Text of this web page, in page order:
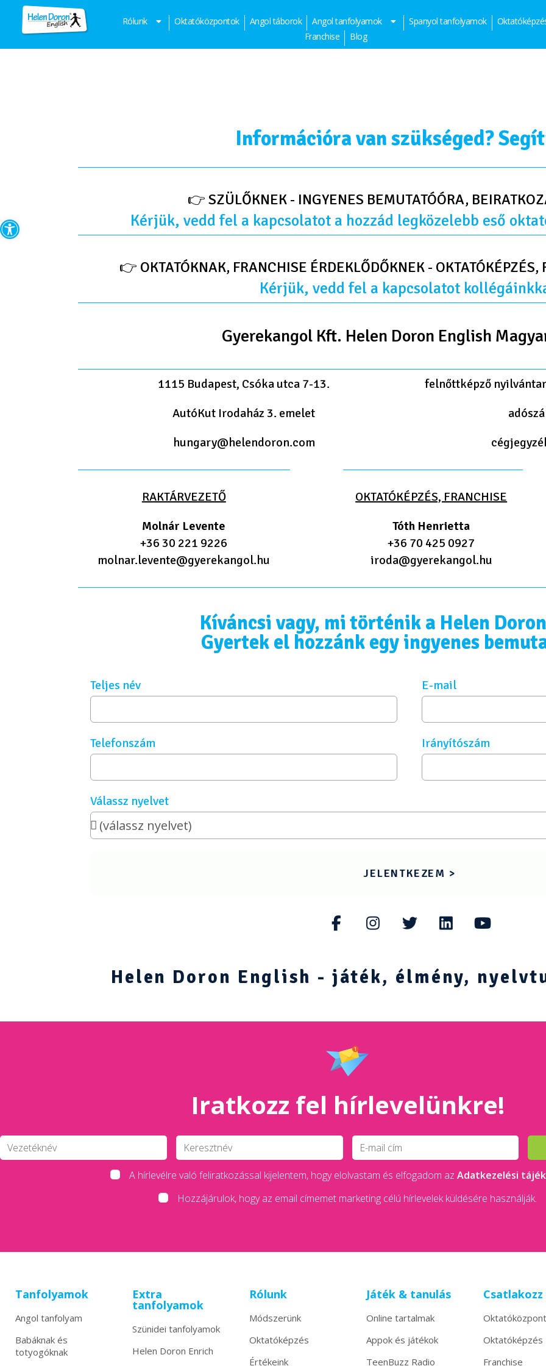
Eszköztár megnyitása
Rólunk Oktatóközpontok Angol táborok Angol tanfolyamok Spanyol tanfolyamok
Franchise
Blog
Információra van szükséged?
👉 SZÜLŐKNEK - INGYENES BEMUTATÓÓRA,
Kérjük, vedd fel a kapcsolatot a hozzád legközelebb eső
👉 OKTATÓKNAK, FRANCHISE ÉRDEKLŐDŐKNEK -
Kérjük, vedd fel a kapcsolatot
Gyerekangol Kft. Helen Doron English
1115 Budapest, Csóka utca 7-13.
AutóKut Irodaház 3. emelet
hungary@helendoron.com
felnőttképző
RAKTÁRVEZETŐ
Molnár Levente
+36 30 221 9226
molnar.levente@gyerekangol.hu
OKTATÓKÉPZÉS, FRANCHISE
Tóth Henrietta
+36 70 425 0927
iroda@gyerekangol.hu
Kíváncsi vagy, mi történik a Helen
Gyertek el hozzánk egy ingyenes
Teljes név E-mail
Telefonszám Irányítószám
Válassz nyelvet
JELENTKEZEM >
Helen Doron English - játék, élmény,
Iratkozz fel hírlevelünkre!
A hírlevélre való feliratkozással kijelentem, hogy elolvastam és elfogadom az Adatkezelési
Hozzájárulok, hogy az email címemet marketing célú hírlevelek küldésére használják.
Tanfolyamok
Angol tanfolyam
Babáknak és
totyogóknak
Extra
tanfolyamok
Szünidei tanfolyamok
Helen Doron Enrich
Rólunk
Módszerünk
Oktatóképzés
Értékeink
Játék & tanulás
Online tartalmak
Appok és játékok
TeenBuzz Radio
Csatlakozz
Oktatóképzés
Franchise